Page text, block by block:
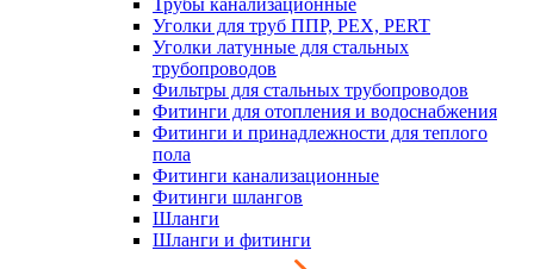
Трубы канализационные
Уголки для труб ППР, PEX, PERT
Уголки латунные для стальных
трубопроводов
Фильтры для стальных трубопроводов
Фитинги для отопления и водоснабжения
Фитинги и принадлежности для теплого
пола
Фитинги канализационные
Фитинги шлангов
Шланги
Шланги и фитинги